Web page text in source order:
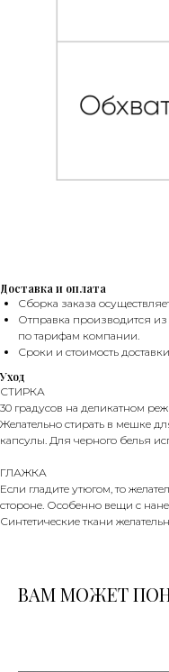
Доставка и оплата
Сборка заказа
Отправка производится
по тарифам компании.
Сроки и стоимость
Уход
СТИРКА
30 градусов на деликатном
Желательно стирать в мешке
капсулы. Для черного белья
ГЛАЖКА
Если гладите утюгом, то
стороне. Особенно вещи с
Синтетические ткани
ВАМ МОЖЕТ
БОНУСЫ
ПРОГРАММА